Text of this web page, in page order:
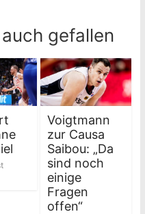
gefallen
Voigtmann
zur Causa
Saibou: „Da
sind noch
einige
Fragen
offen“